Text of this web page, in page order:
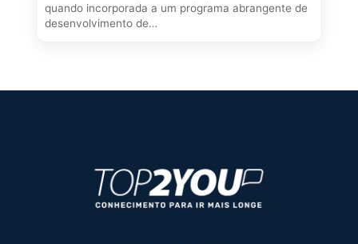
quando incorporada a um programa abrangente de
desenvolvimento de…